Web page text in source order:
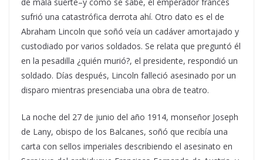
sufrió una catastrófica derrota ahí. Otro dato es el de
Abraham Lincoln que soñó veía un cadáver amortajado y
custodiado por varios soldados. Se relata que preguntó él
en la pesadilla ¿quién murió?, el presidente, respondió un
soldado. Días después, Lincoln falleció asesinado por un
disparo mientras presenciaba una obra de teatro.
La noche del 27 de junio del año 1914, monseñor Joseph
de Lany, obispo de los Balcanes, soñó que recibía una
carta con sellos imperiales describiendo el asesinato en